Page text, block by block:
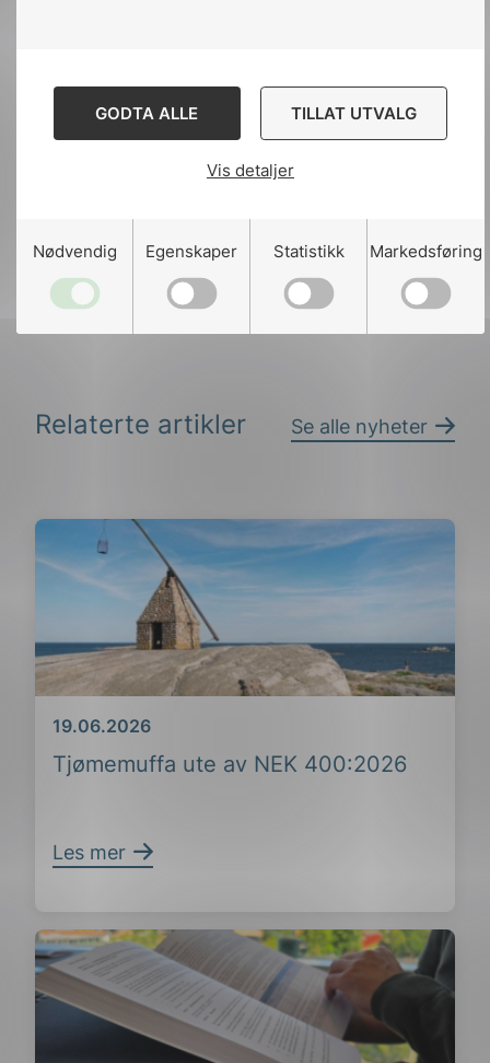
GODTA ALLE TILLAT UTVALG
Vis detaljer
Nødvendig Egenskaper Statistikk Markedsføring
Del artikkelen på:
Del
påLinkedIn
Del
påFacebook
Del
påMail
Relaterte artikler Se alle nyheter
Tjømemuffa ute av NEK 400:2026
Dato
19.06.2026
Les mer